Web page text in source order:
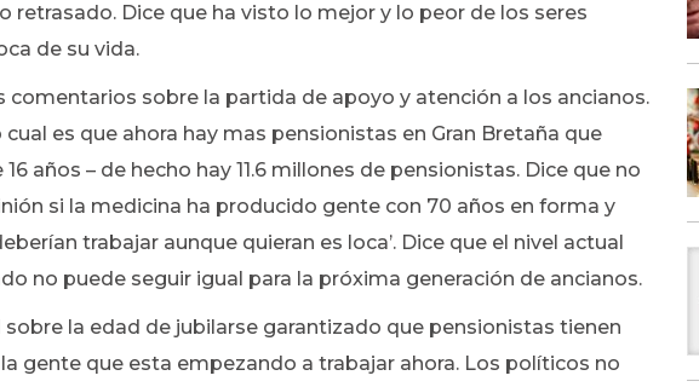
retrasado. Dice que ha visto lo mejor y lo peor de los seres
de su vida.
comentarios sobre la partida de apoyo y atención a los ancianos.
es que ahora hay mas pensionistas en Gran Bretaña que
años – de hecho hay 11.6 millones de pensionistas. Dice que no
si la medicina ha producido gente con 70 años en forma y
trabajar aunque quieran es loca’. Dice que el nivel actual
no puede seguir igual para la próxima generación de ancianos.
la edad de jubilarse garantizado que pensionistas tienen
gente que esta empezando a trabajar ahora. Los políticos no